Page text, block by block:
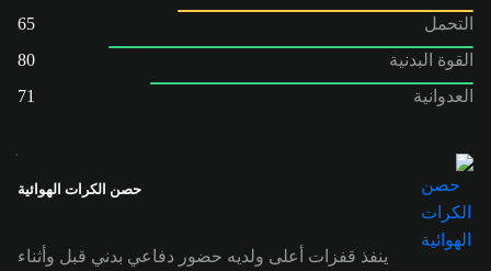
التحمل
65
القوة البدنية
80
العدوانية
71
حصن الكرات الهوائية
ينفذ قفزات أعلى ولديه حضور دفاعي بدني قبل وأثناء